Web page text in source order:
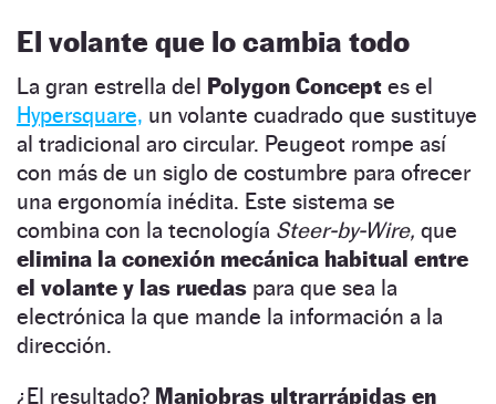
El volante que lo cambia todo
La gran estrella del Polygon Concept es el
Hypersquare, un volante cuadrado que sustituye
al tradicional aro circular. Peugeot rompe así
con más de un siglo de costumbre para ofrecer
una ergonomía inédita. Este sistema se
combina con la tecnología Steer-by-Wire, que
elimina la conexión mecánica habitual entre
el volante y las ruedas para que sea la
electrónica la que mande la información a la
dirección.
¿El resultado? Maniobras ultrarrápidas en